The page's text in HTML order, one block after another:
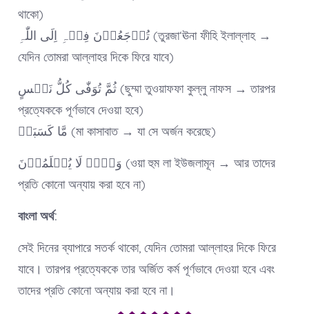
থাকো)
تُرۡجَعُوۡنَ فِیۡہِ اِلَی اللّٰہِ (তুরজা‘ঊনা ফীহি ইলাল্লাহ →
যেদিন তোমরা আল্লাহর দিকে ফিরে যাবে)
ثُمَّ تُوَفّٰی کُلُّ نَفۡسٍ (ছুম্মা তুওয়াফফা কুল্লু নাফস → তারপর
প্রত্যেককে পূর্ণভাবে দেওয়া হবে)
مَّا کَسَبَتۡ (মা কাসাবাত → যা সে অর্জন করেছে)
وَہُمۡ لَا یُظۡلَمُوۡنَ (ওয়া হুম লা ইউজলামূন → আর তাদের
প্রতি কোনো অন্যায় করা হবে না)
বাংলা অর্থ:
সেই দিনের ব্যাপারে সতর্ক থাকো, যেদিন তোমরা আল্লাহর দিকে ফিরে
যাবে। তারপর প্রত্যেককে তার অর্জিত কর্ম পূর্ণভাবে দেওয়া হবে এবং
তাদের প্রতি কোনো অন্যায় করা হবে না।